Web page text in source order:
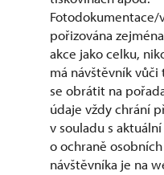
pořizována
akce jako celku,
má návštěvník
se obrátit na
údaje vždy chrání
v souladu s
o ochraně
návštěvníka je na